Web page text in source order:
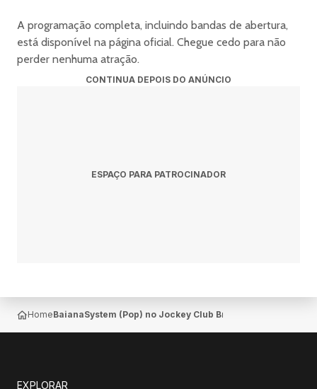
Ingressos promocionais para a compra do Parque + Arena.
* MEIA / MEIA SOLIDÁRIA
: estudantes, menores de 21 anos e maiores de 60 anos,
PCDs com acompanhante, professores e profissionais da
educação (rede pública/privada) ou levando 1kg de
contato com a Ingresse pelo e-mail:
Escorrega
A programação completa, incluindo bandas de abertura,
está disponível na página oficial. Chegue cedo para não
perder nenhuma atração.
CONTINUA DEPOIS DO ANÚNCIO
ESPAÇO PARA PATROCINADOR
HomeBaianaSystem (Pop) no Jockey Club Brasileiro — Gávea
EXPLORAR